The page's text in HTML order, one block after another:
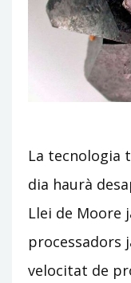
La tecnologia
dia haurà
Llei de Moore
processadors
velocitat de